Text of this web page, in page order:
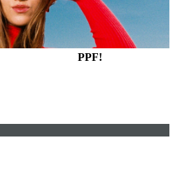
PPF!